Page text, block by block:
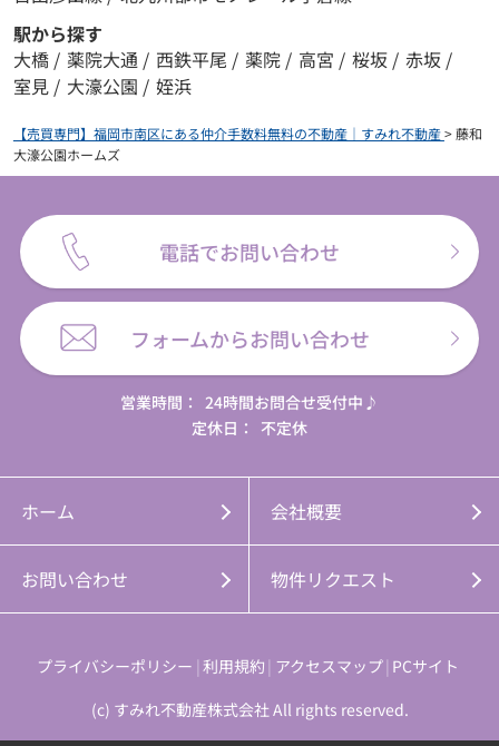
駅から探す
大橋 / 薬院大通 / 西鉄平尾 / 薬院 / 高宮 / 桜坂 / 赤坂 /
室見 / 大濠公園 / 姪浜
【売買専門】福岡市南区にある仲介手数料無料の不動産｜すみれ不動産>藤和
大濠公園ホームズ
電話でお問い合わせ
フォームからお問い合わせ
営業時間：
24時間お問合せ受付中♪
定休日：
不定休
ホーム 会社概要
お問い合わせ 物件リクエスト
プライバシーポリシー 利用規約 アクセスマップ PCサイト
(c) すみれ不動産株式会社 All rights reserved.